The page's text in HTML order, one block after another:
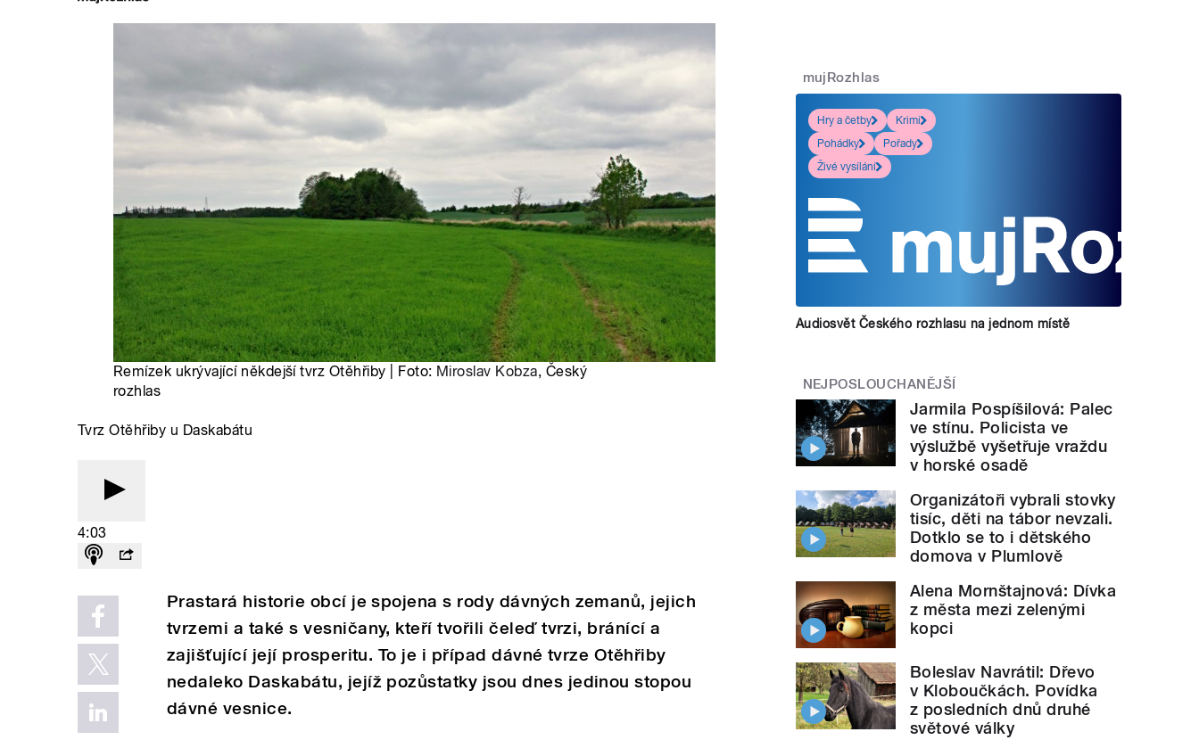
Remízek ukrývající někdejší tvrz Otěhřiby | Foto: Miroslav Kobza, Český
rozhlas
Tvrz Otěhřiby u Daskabátu
4:03
Prastará historie obcí je spojena s rody dávných zemanů, jejich
tvrzemi a také s vesničany, kteří tvořili čeleď tvrzi, bránící a
zajišťující její prosperitu. To je i případ dávné tvrze Otěhřiby
nedaleko Daskabátu, jejíž pozůstatky jsou dnes jedinou stopou
dávné vesnice.
mujRozhlas
Hry a četby
Krimi
Pohádky
Pořady
Živé vysílání
Audiosvět Českého rozhlasu na jednom místě
NEJPOSLOUCHANĚJŠÍ
Jarmila Pospíšilová: Palec
ve stínu. Policista ve
výslužbě vyšetřuje vraždu
v horské osadě
Organizátoři vybrali stovky
tisíc, děti na tábor nevzali.
Dotklo se to i dětského
domova v Plumlově
Alena Mornštajnová: Dívka
z města mezi zelenými
kopci
Boleslav Navrátil: Dřevo
v Kloboučkách. Povídka
z posledních dnů druhé
světové války